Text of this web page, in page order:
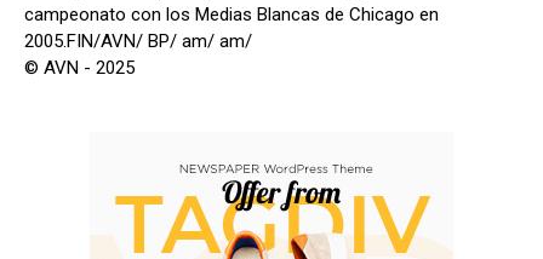
campeonato con los Medias Blancas de Chicago en
2005.FIN/AVN/ BP/ am/ am/
© AVN - 2025